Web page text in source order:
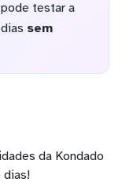
testar a
sem
da Kondado
dias!